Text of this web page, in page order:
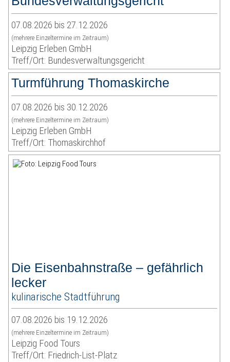
07.08.2026 bis 27.12.2026
(mehrere Einzeltermine im Zeitraum)
Leipzig Erleben GmbH
Treff/Ort: Bundesverwaltungsgericht
Turmführung Thomaskirche
07.08.2026 bis 30.12.2026
(mehrere Einzeltermine im Zeitraum)
Leipzig Erleben GmbH
Treff/Ort: Thomaskirchhof
Die Eisenbahnstraße – gefährlich
lecker
kulinarische Stadtführung
07.08.2026 bis 19.12.2026
(mehrere Einzeltermine im Zeitraum)
Leipzig Food Tours
Treff/Ort: Friedrich-List-Platz